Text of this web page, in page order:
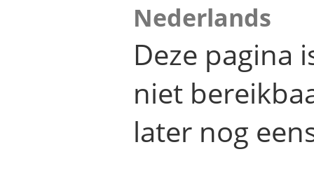
Nederlands
Deze pagina
niet
later nog